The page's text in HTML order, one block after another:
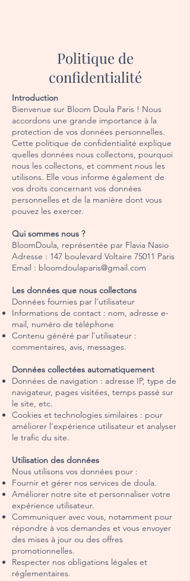
Politique de
confidentialité
Introduction
Bienvenue sur Bloom Doula Paris ! Nous
accordons une grande importance à la
protection de vos données personnelles.
Cette politique de confidentialité explique
quelles données nous collectons, pourquoi
nous les collectons, et comment nous les
utilisons. Elle vous informe également de
vos droits concernant vos données
personnelles et de la manière dont vous
pouvez les exercer.
Qui sommes nous ?
BloomDoula, représentée par Flavia Nasio
Adresse : 147 boulevard Voltaire 75011 Paris
Email : bloomdoulaparis@gmail.com
Les données que nous collectons
Données fournies par l'utilisateur
Informations de contact : nom, adresse e-
mail, numéro de téléphone
Contenu généré par l'utilisateur :
commentaires, avis, messages.
Données collectées automatiquement
Données de navigation : adresse IP, type de
navigateur, pages visitées, temps passé sur
le site, etc.
Cookies et technologies similaires : pour
améliorer l'expérience utilisateur et analyser
le trafic du site.
Utilisation des données
Nous utilisons vos données pour :
Fournir et gérer nos services de doula.
Améliorer notre site et personnaliser votre
expérience utilisateur.
Communiquer avec vous, notamment pour
répondre à vos demandes et vous envoyer
des mises à jour ou des offres
promotionnelles.
Respecter nos obligations légales et
réglementaires.